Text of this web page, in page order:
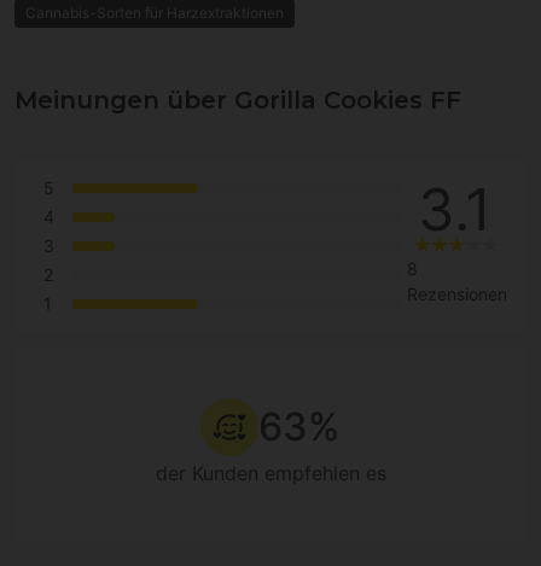
Cannabis-Sorten für Harzextraktionen
Meinungen über Gorilla Cookies FF
5
4
3
2
1
3.1
8
Rezensionen
63%
der Kunden empfehlen es